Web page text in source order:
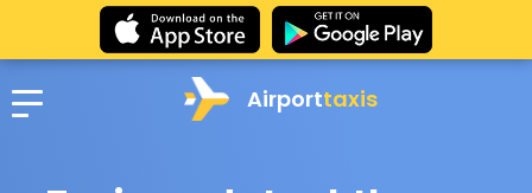
Airporttaxis